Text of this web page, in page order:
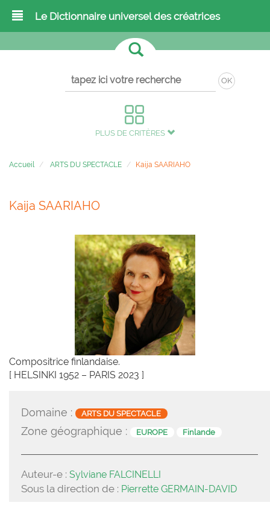
Le Dictionnaire universel des créatrices
OK
PLUS DE CRITÈRES
Accueil ARTS DU SPECTACLE Kaija SAARIAHO
Kaija SAARIAHO
Compositrice finlandaise.
[ HELSINKI 1952 – PARIS 2023 ]
Domaine : ARTS DU SPECTACLE
Zone géographique : EUROPE Finlande
Auteur-e : Sylviane FALCINELLI
Sous la direction de : Pierrette GERMAIN-DAVID